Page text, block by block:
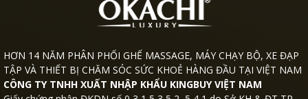
HƠN 14 NĂM PHÂN PHỐI GHẾ MASSAGE, MÁY CHẠY BỘ, XE ĐẠP
TẬP VÀ THIẾT BỊ CHĂM SÓC SỨC KHOẺ HÀNG ĐẦU TẠI VIỆT NAM
CÔNG TY TNHH XUẤT NHẬP KHẨU KINGBUY VIỆT NAM